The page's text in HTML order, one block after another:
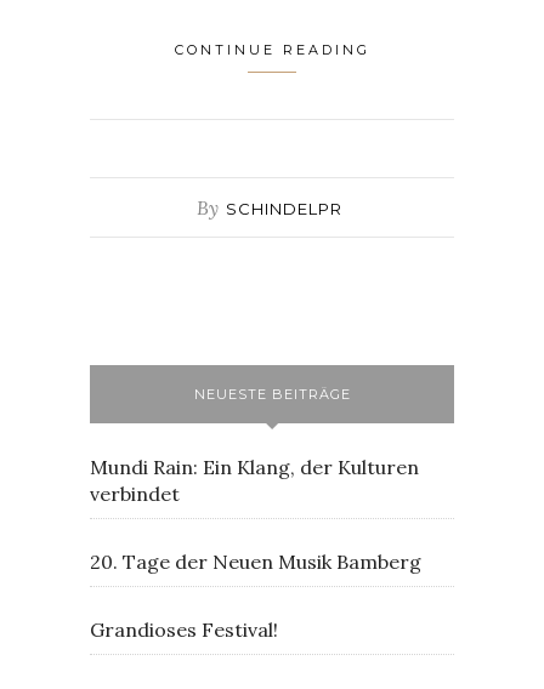
CONTINUE READING
By SCHINDELPR
NEUESTE BEITRÄGE
Mundi Rain: Ein Klang, der Kulturen
verbindet
20. Tage der Neuen Musik Bamberg
Grandioses Festival!